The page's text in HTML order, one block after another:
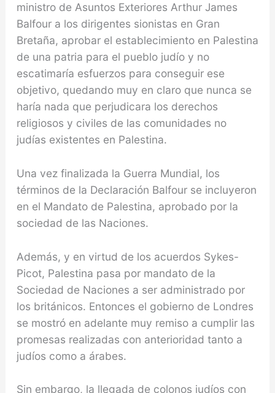
ministro de Asuntos Exteriores Arthur James
Balfour a los diri­gentes sionistas en Gran
Bretaña, aprobar el estableci­miento en Palestina
de una patria para el pueblo judío y no
escatimaría esfuerzos para conseguir ese
objeti­vo, quedando muy en claro que nunca se
haría nada que perjudicara los derechos
religiosos y civiles de las comunidades no
judías existentes en Palestina.
Una vez finalizada la Guerra Mundial, los
términos de la Declaración Balfour se incluyeron
en el Mandato de Palestina, aprobado por la
sociedad de las Naciones.
Además, y en vir­tud de los acuer­dos Sykes-
Picot, Palestina pasa por mandato de la
Sociedad de Na­ciones a ser admi­nistrado por
los británicos. Enton­ces el gobierno de Londres
se mostró en adelante muy remiso a cumplir las
promesas rea­lizadas con ante­rioridad tanto a
judíos como a ára­bes.
Sin embargo, la llegada de colo­nos judíos con